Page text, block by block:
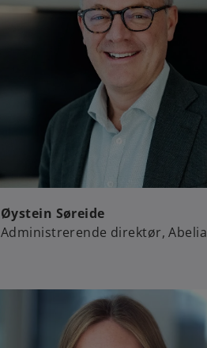
Øystein Søreide
Administrerende direktør, Abelia